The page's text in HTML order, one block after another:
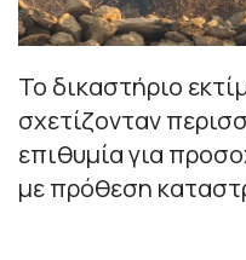
Το δικαστήριο
σχετίζονταν
επιθυμία για
με πρόθεση